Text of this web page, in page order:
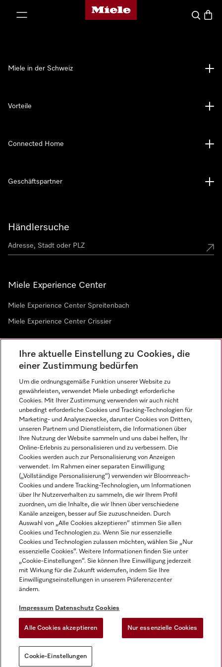
Miele-Homepage
Suche
Händlersuche
Miele Experience Center
Miele Experience Center Spreitenbach
Miele Experience Center Crissier
Newsletter
Sprache
DEUTSCH
Miele in der Schweiz
Vorteile
Connected Home
Geschäftspartner
Impressum
Datenschutz
Cookie-Einstellungen
Miele auf YoutubeMiele auf Instagram
Miele auf Facebook
Miele auf LinkedInMiele auf LinkedIn
Ihre aktuelle Einstellung zu Cookies, die
einer Zustimmung bedürfen
Um die ordnungsgemäße Funktion unserer Website zu
gewährleisten, verwendet Miele unbedingt erforderliche
Cookies. Mit Ihrer Zustimmung verwenden wir auch nicht
unbedingt erforderliche Cookies und Tracking-Technologien für
Marketing- und Analysezwecke, darunter Cookies von Dritten,
unseren Partnern und Dienstleistern, die Informationen über
Ihre Nutzung der Website sammeln und uns dabei helfen, Ihr
Online-Erlebnis zu personalisieren und zu verbessern. Die
Cookies werden auch zur Personalisierung von Anzeigen
verwendet. Im Rahmen einer separaten Einwilligung
(„Vollständige Personalisierung“) verwenden wir Bloomreach-
Cookies und andere Tracking-Technologien, um Informationen
über Ihr Nutzerverhalten zu sammeln, die wir Ihrem Profil
zuordnen, um die Inhalte, die wir Ihnen über verschiedene
Kanäle anzeigen, besser auf Sie zuzuschneiden. Durch
Auswahl von „Alle Cookies akzeptieren“ stimmen Sie allen
Cookies und Technologien zu. Wenn Sie nur essenzielle
Cookies und Technologien zulassen möchten, wählen Sie „Nur
essenzielle Cookies“. Weitere Informationen finden Sie unter
„Cookie-Einstellungen“. Sie können Ihre Einwilligung jederzeit
mit Wirkung für die Zukunft widerrufen, indem Sie Ihre
Einwilligungseinstellungen in unserem Präferenzcenter
ändern.
Impressum Datenschutz Cookies
Alle Cookies akzeptieren Nur essenzielle Cookies
Cookie-Einstellungen